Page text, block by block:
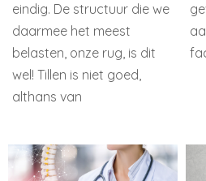
eindig. De structuur die we
daarmee het meest
belasten, onze rug, is dit
wel! Tillen is niet goed,
althans van